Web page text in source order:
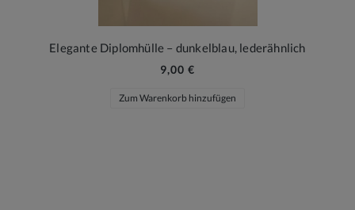
Elegante Diplomhülle – dunkelblau, lederähnlich
9,00 €
Zum Warenkorb hinzufügen